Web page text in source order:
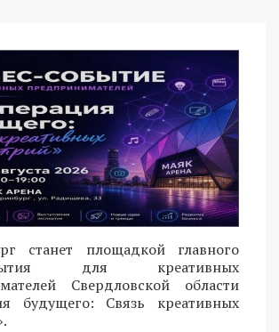
станет площадкой главного
для креативных
Свердловской области
будущего: Связь креативных